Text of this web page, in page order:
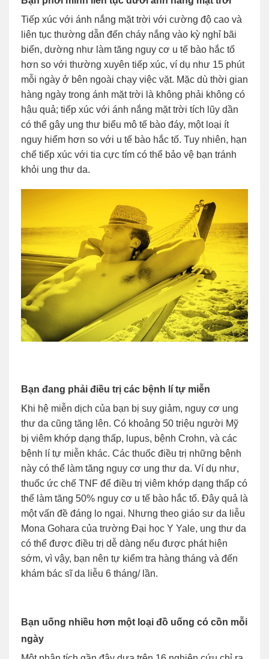
Tiếp xúc với ánh nắng mặt trời với cường độ cao và
liên tục thường dẫn đến cháy nắng vào kỳ nghỉ bãi
biển, dường như làm tăng nguy cơ u tế bào hắc tố
hơn so với thường xuyên tiếp xúc, ví dụ như 15 phút
mỗi ngày ở bên ngoài chạy việc vặt. Mặc dù thời gian
hàng ngày trong ánh mặt trời là không phải không có
hậu quả; tiếp xúc với ánh nắng mặt trời tích lũy dần
có thể gây ung thư biểu mô tế bào đáy, một loại ít
nguy hiểm hơn so với u tế bào hắc tố. Tuy nhiên, hạn
chế tiếp xúc với tia cực tím có thể bảo vệ bạn tránh
khỏi ung thư da.
Bạn đang phải điều trị các bệnh lí tự miễn
Khi hệ miễn dịch của bạn bị suy giảm, nguy cơ ung
thư da cũng tăng lên. Có khoảng 50 triệu người Mỹ
bị viêm khớp dạng thấp, lupus, bệnh Crohn, và các
bệnh lí tự miễn khác. Các thuốc điều trị những bệnh
này có thể làm tăng nguy cơ ung thư da. Ví dụ như,
thuốc ức chế TNF để điều trị viêm khớp dạng thấp có
thể làm tăng 50% nguy cơ u tế bào hắc tố. Đây quả là
một vấn đề đáng lo ngại. Nhưng theo giáo sư da liễu
Mona Gohara của trường Đại học Y Yale, ung thư da
có thể được điều trị dễ dàng nếu được phát hiện
sớm, vì vậy, bạn nên tự kiểm tra hàng tháng và đến
khám bác sĩ da liễu 6 tháng/ lần.
Bạn uống nhiều hơn một loại đồ uống có cồn mỗi
ngày